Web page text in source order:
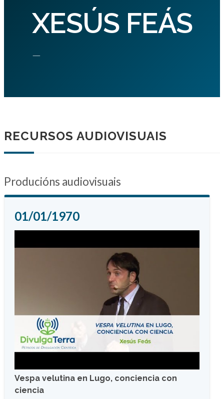
XESÚS FEÁS
—
RECURSOS AUDIOVISUAIS
Producións audiovisuais
01/01/1970
Vespa velutina en Lugo, conciencia con
ciencia